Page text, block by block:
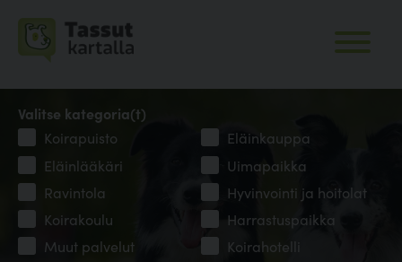
Valitse kategoria(t)
Koirapuisto
Eläinkauppa
Eläinlääkäri
Uimapaikka
Ravintola
Hyvinvointi ja hoitolat
Koirakoulu
Harrastuspaikka
Muut palvelut
Koirahotelli